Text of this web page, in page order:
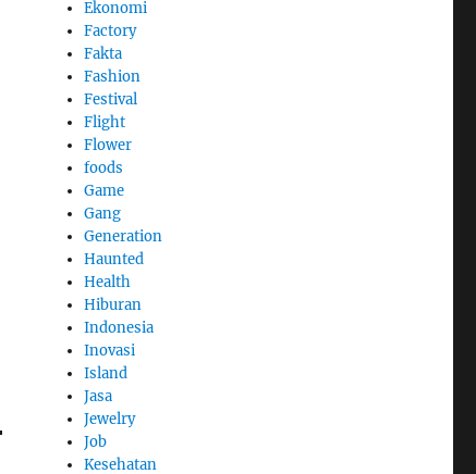
Ekonomi
Factory
Fakta
Fashion
Festival
Flight
Flower
foods
Game
Gang
Generation
Haunted
Health
Hiburan
Indonesia
Inovasi
Island
Jasa
Jewelry
Job
Kesehatan